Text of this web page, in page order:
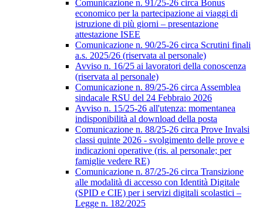
Comunicazione n. 91/25-26 circa Bonus
economico per la partecipazione ai viaggi di
istruzione di più giorni – presentazione
attestazione ISEE
Comunicazione n. 90/25-26 circa Scrutini finali
a.s. 2025/26 (riservata al personale)
Avviso n. 16/25 ai lavoratori della conoscenza
(riservata al personale)
Comunicazione n. 89/25-26 circa Assemblea
sindacale RSU del 24 Febbraio 2026
Avviso n. 15/25-26 all'utenza: momentanea
indisponibilità al download della posta
Comunicazione n. 88/25-26 circa Prove Invalsi
classi quinte 2026 - svolgimento delle prove e
indicazioni operative (ris. al personale; per
famiglie vedere RE)
Comunicazione n. 87/25-26 circa Transizione
alle modalità di accesso con Identità Digitale
(SPID e CIE) per i servizi digitali scolastici –
Legge n. 182/2025